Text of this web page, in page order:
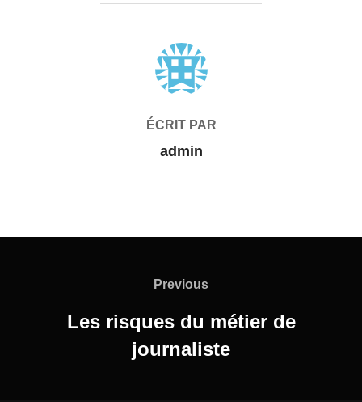
AUTEUR DE LA PUBLICATION
ÉCRIT PAR
admin
l’article
Previous
Previous
Les risques du métier de
journaliste